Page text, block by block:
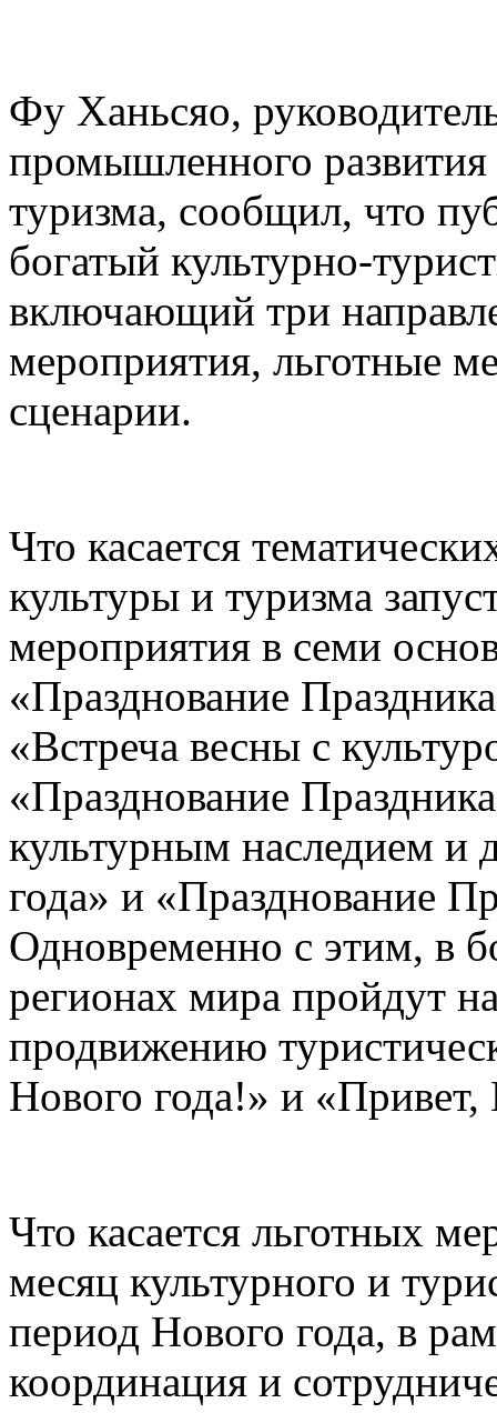
Фу Ханьсяо,
промышленного
туризма, сообщил, что
богатый культурно-
включающий три
мероприятия, льготные
сценарии.
Что касается
культуры и туризма
мероприятия в семи
«Празднование
«Встреча весны с
«Празднование
культурным наследием и
года» и «Празднование
Одновременно с этим, в
регионах мира пройдут
продвижению
Нового года!» и
Что касается льготных
месяц культурного и
период Нового года, в
координация и